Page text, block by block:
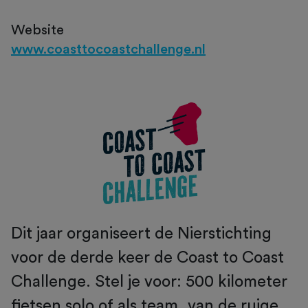
Website
www.coasttocoastchallenge.nl
Dit jaar organiseert de Nierstichting
voor de derde keer de Coast to Coast
Challenge. Stel je voor: 500 kilometer